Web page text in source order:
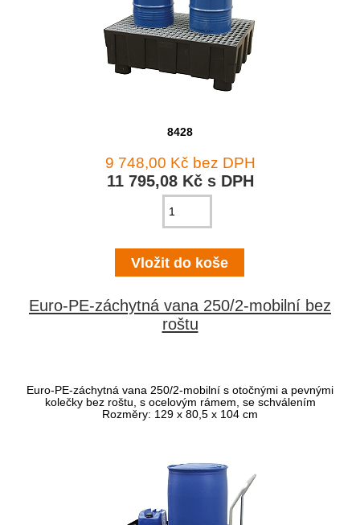
8428
9 748,00 Kč bez DPH
11 795,08 Kč s DPH
Euro-PE-záchytná vana 250/2-mobilní bez
roštu
Euro-PE-záchytná vana 250/2-mobilní s otočnými a pevnými
kolečky bez roštu, s ocelovým rámem, se schválením
Rozměry: 129 x 80,5 x 104 cm